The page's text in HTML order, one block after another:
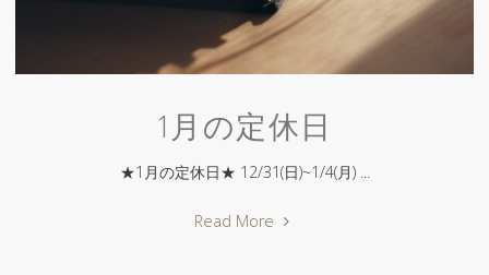
1月の定休日
★1月の定休日★ 12/31(日)~1/4(月) ...
Read More "1